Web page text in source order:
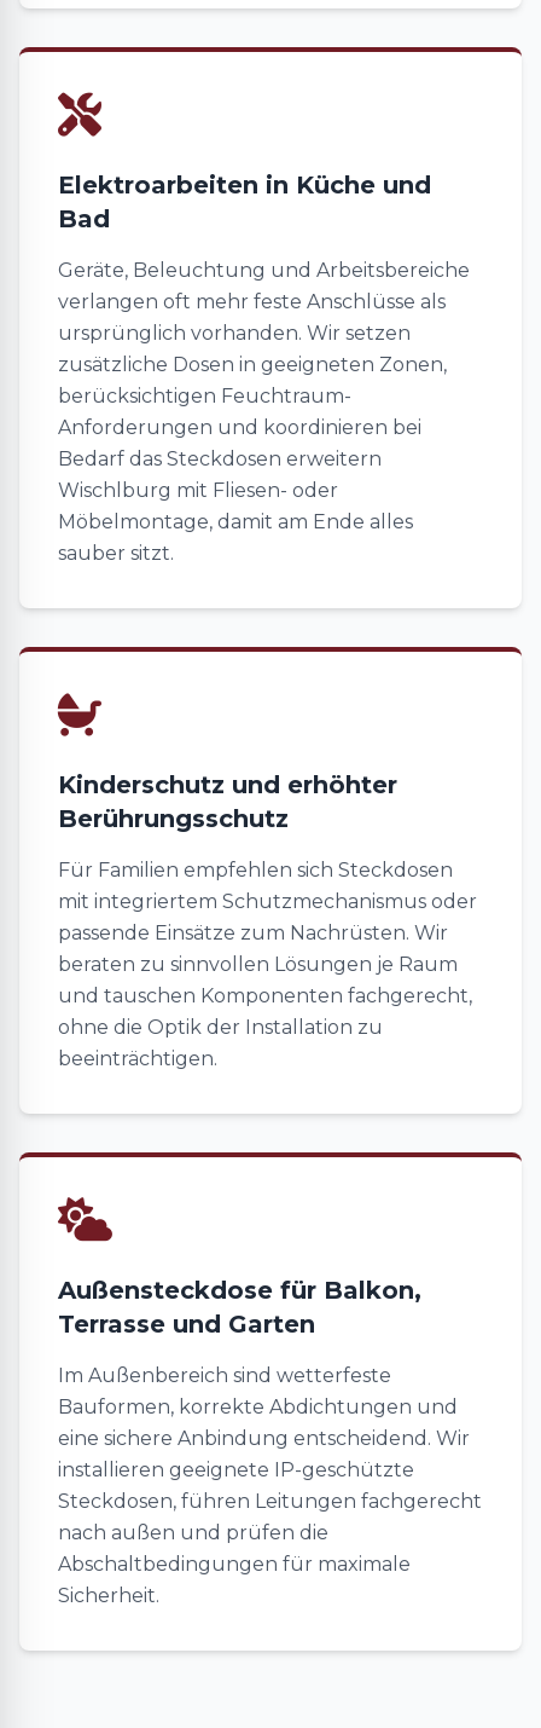
Elektroarbeiten in Küche und
Bad
Geräte, Beleuchtung und Arbeitsbereiche
verlangen oft mehr feste Anschlüsse als
ursprünglich vorhanden. Wir setzen
zusätzliche Dosen in geeigneten Zonen,
berücksichtigen Feuchtraum-
Anforderungen und koordinieren bei
Bedarf das Steckdosen erweitern
Wischlburg mit Fliesen- oder
Möbelmontage, damit am Ende alles
sauber sitzt.
Kinderschutz und erhöhter
Berührungsschutz
Für Familien empfehlen sich Steckdosen
mit integriertem Schutzmechanismus oder
passende Einsätze zum Nachrüsten. Wir
beraten zu sinnvollen Lösungen je Raum
und tauschen Komponenten fachgerecht,
ohne die Optik der Installation zu
beeinträchtigen.
Außensteckdose für Balkon,
Terrasse und Garten
Im Außenbereich sind wetterfeste
Bauformen, korrekte Abdichtungen und
eine sichere Anbindung entscheidend. Wir
installieren geeignete IP-geschützte
Steckdosen, führen Leitungen fachgerecht
nach außen und prüfen die
Abschaltbedingungen für maximale
Sicherheit.